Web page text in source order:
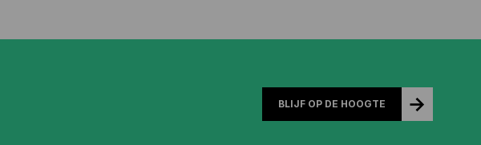
BLIJF OP DE HOOGTE